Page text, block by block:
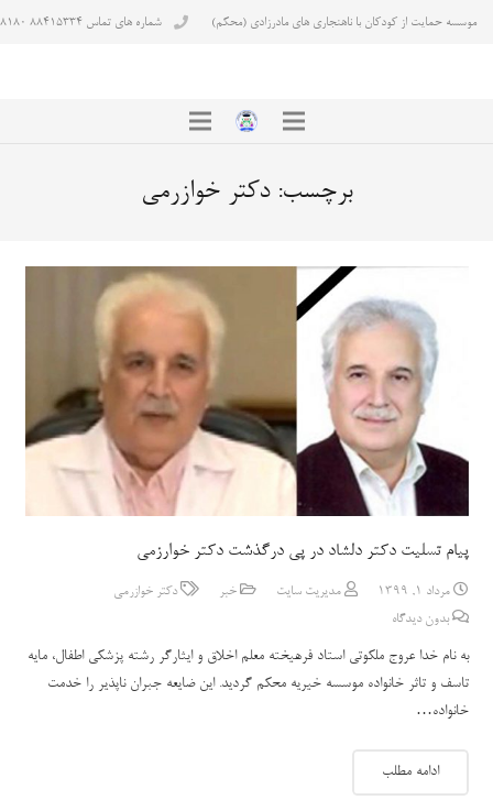
موسسه حمایت از کودکان با ناهنجاری های مادرزادی (محکم) شماره های تماس ۸۸۴۱۵۳۳۴ ۸۸۴۳۸۱۸۰
برچسب:دکتر خوازرمی
پیام تسلیت دکتر دلشاد در پی درگذشت دکتر خوارزمی
مرداد 1, 1399 مدیریت سایت خبر
دکتر خوازرمی
بدون دیدگاه
به نام خدا عروج ملکوتی استاد فرهیخته معلم اخلاق و ایثارگر رشته پزشکی اطفال، مایه
تاسف و تاثر خانواده موسسه خیریه محکم گردید. این ضایعه جبران ناپذیر را خدمت
خانواده…
ادامه مطلب